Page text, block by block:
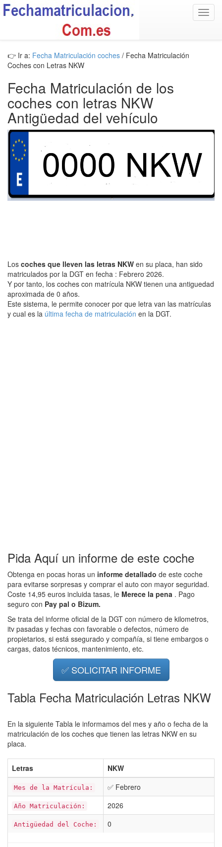
👉 Ir a: Fecha Matriculación coches / Fecha Matriculación
Coches con Letras NKW
Fecha Matriculación de los
coches con letras NKW
Antigüedad del vehículo
Los coches que lleven las letras NKW en su placa, han sido
matriculados por la DGT en fecha : Febrero 2026.
Y por tanto, los coches con matrícula NKW tienen una antiguedad
aproximada de 0 años.
Este sistema, le permite conocer por que letra van las matrículas
y cual es la última fecha de matriculación en la DGT.
Pida Aquí un informe de este coche
Obtenga en pocas horas un informe detallado de este coche
para evitarse sorpresas y comprar el auto con mayor seguridad.
Coste 14,95 euros incluida tasas, le Merece la pena . Pago
seguro con Pay pal o Bizum.
Se trata del informe oficial de la DGT con número de kilometros,
itv pasadas y fechas con favorable o defectos, número de
propietarios, si está ssegurado y compañía, si tiene embargos o
cargas, datos técnicos, mantenimiento, etc.
✅ SOLICITAR INFORME
Tabla Fecha Matriculación Letras NKW
En la siguiente Tabla le informamos del mes y año o fecha de la
matriculación de los coches que tienen las letras NKW en su
placa.
Letras NKW
Mes de la Matrícula: ✅ Febrero
Año Matriculación: 2026
Antigüedad del Coche: 0